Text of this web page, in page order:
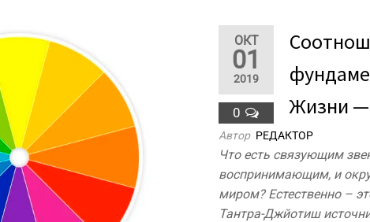
ОКТ
01
2019
0
Жизни —
Автор РЕДАКТОР
Что есть связующим
воспринимающим, и
миром? Естественно –
Тантра-Джйотиш